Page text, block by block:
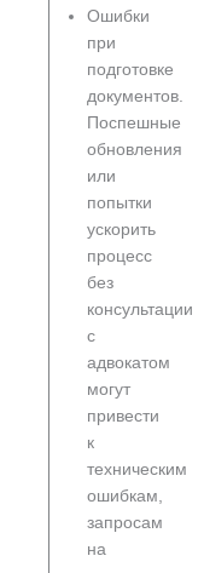
Ошибки
при
подготовке
документов.
Поспешные
обновления
или
попытки
ускорить
процесс
без
консультации
с
адвокатом
могут
привести
к
техническим
ошибкам,
запросам
на